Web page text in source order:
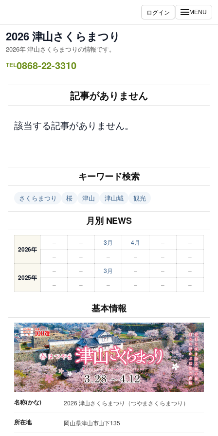
を
ス
キ
ッ
ログイン MENU
2026 津山さくらまつり
2026年 津山さくらまつりの情報です。
TEL0868-22-3310
記事がありません
該当する記事がありません。
キーワード検索
さくらまつり 桜 津山 津山城 観光
月別 NEWS
2026年
– – 3月 4月 –
–
–
– – – – –
2025年
– – 3月 – –
–
–
– – – – –
基本情報
名称(かな) 2026 津山さくらまつり（つやまさくらまつり）
所在地 岡山県津山市山下135